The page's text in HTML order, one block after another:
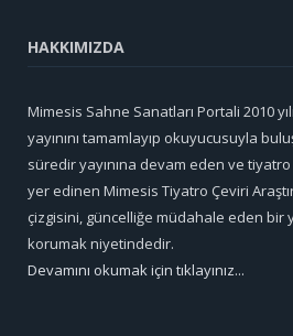
HAKKIMIZDA
Mimesis Sahne Sanatları Portali 2010
yayınını tamamlayıp okuyucusuyla
süredir yayınına devam eden ve
yer edinen Mimesis Tiyatro Çeviri
çizgisini, güncelliğe müdahale eden bir
korumak niyetindedir.
Devamını okumak için tıklayınız...